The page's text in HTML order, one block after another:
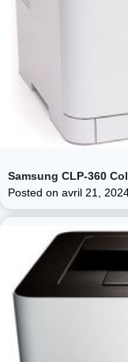
Samsung CLP-360
Posted on avril 21,